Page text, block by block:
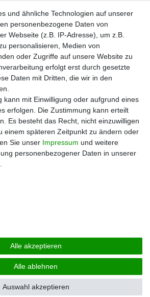
ist durch SSL gesichert
Vertrag widerrufen
und ähnliche Technologien auf unserer
personenbezogene Daten von
Webseite (z.B. IP-Adresse), um z.B.
personalisieren, Medien von
oder Zugriffe auf unsere Website zu
erfolgt erst durch gesetzte
Daten mit Dritten, die wir in den
kann mit Einwilligung oder aufgrund eines
erfolgen. Die Zustimmung kann erteilt
Es besteht das Recht, nicht einzuwilligen
einem späteren Zeitpunkt zu ändern oder
Sie unser Impressum und weitere
personenbezogener Daten in unserer
Alle akzeptieren
Alle ablehnen
Auswahl akzeptieren